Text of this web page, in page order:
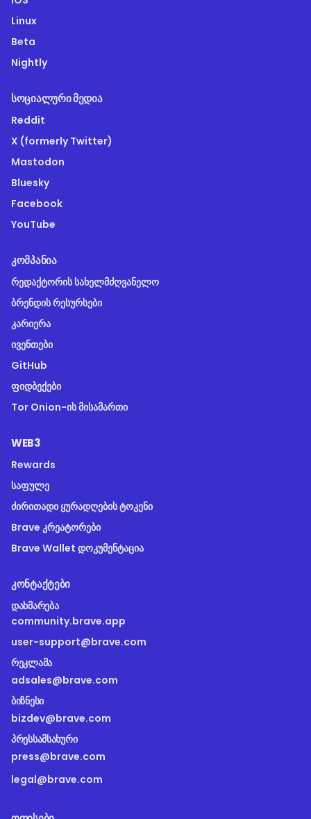
Linux
Beta
Nightly
ᲡᲝᲪᲘᲐᲚᲣᲠᲘ ᲛᲔᲓᲘᲐ
Reddit
X (formerly Twitter)
Mastodon
Bluesky
Facebook
YouTube
ᲙᲝᲛᲞᲐᲜᲘᲐ
რედაქტორის სახელმძღვანელო
ბრენდის რესურსები
კარიერა
ივენთები
GitHub
ფიდბექები
Tor Onion-ის მისამართი
WEB3
Rewards
საფულე
ძირითადი ყურადღების ტოკენი
Brave კრეატორები
Brave Wallet დოკუმენტაცია
ᲙᲝᲜᲢᲐᲥᲢᲔᲑᲘ
ᲓᲐᲮᲛᲐᲠᲔᲑᲐ
community.brave.app
user-support@brave.com
ᲠᲔᲙᲚᲐᲛᲐ
adsales@brave.com
ᲑᲘᲖᲜᲔᲡᲘ
bizdev@brave.com
ᲞᲠᲔᲡᲡᲐᲛᲡᲐᲮᲣᲠᲘ
press@brave.com
legal@brave.com